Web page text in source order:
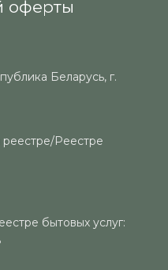
оферты
Беларусь, г.
реестре/Реестре
бытовых услуг: